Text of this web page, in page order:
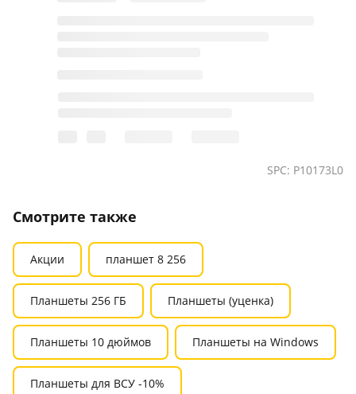
SPC: P10173L0
Смотрите также
Акции планшет 8 256
Планшеты 256 ГБ Планшеты (уценка)
Планшеты 10 дюймов Планшеты на Windows
Планшеты для ВСУ -10%